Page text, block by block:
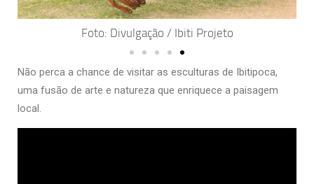
Foto: Divulgação / Ibiti Projeto
Não perca a chance de visitar as esculturas de Ibitipoca,
uma fusão de arte e natureza que enriquece a paisagem
local.